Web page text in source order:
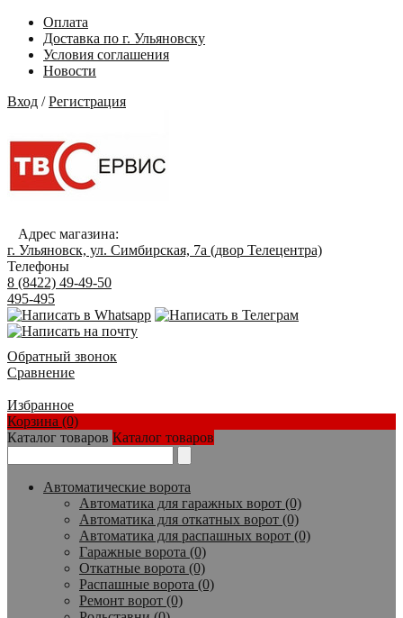
Оплата
Доставка по г. Ульяновску
Условия соглашения
Новости
Вход /Регистрация
Адрес магазина:
г. Ульяновск, ул. Симбирская, 7а (двор Телецентра)
Телефоны
8 (8422) 49-49-50
495-495
Обратный звонок
Сравнение
Избранное
Корзина (0)
Каталог товаров Каталог товаров
Автоматические ворота
Автоматика для гаражных ворот (0)
Автоматика для откатных ворот (0)
Автоматика для распашных ворот (0)
Гаражные ворота (0)
Откатные ворота (0)
Распашные ворота (0)
Ремонт ворот (0)